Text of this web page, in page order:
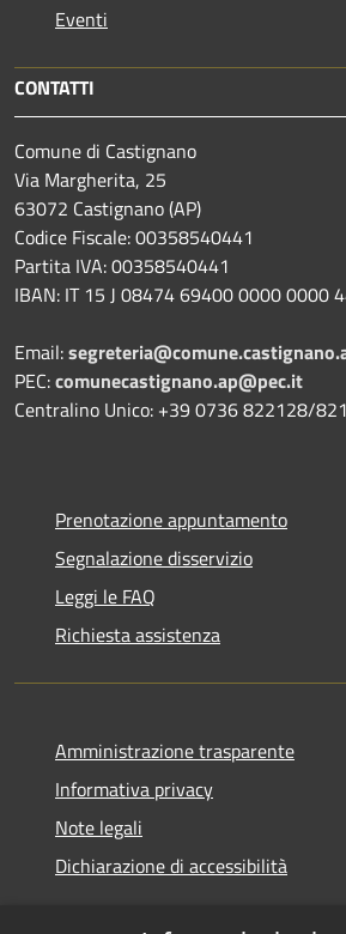
Eventi
CONTATTI
Comune di Castignano
Via Margherita, 25
63072 Castignano (AP)
Codice Fiscale: 00358540441
Partita IVA: 00358540441
IBAN: IT 15 J 08474 69400 0000 0000
Email:
PEC:comunecastignano.ap@pec.it
Centralino Unico: +39 0736 822128/
Prenotazione appuntamento
Segnalazione disservizio
Leggi le FAQ
Richiesta assistenza
Amministrazione trasparente
Informativa privacy
Note legali
Dichiarazione di accessibilità